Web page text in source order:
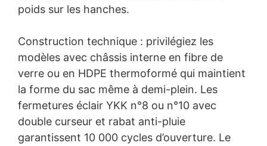
poids sur les hanches.
Construction technique : privilégiez les
modèles avec châssis interne en fibre de
verre ou en HDPE thermoformé qui maintient
la forme du sac même à demi-plein. Les
fermetures éclair YKK n°8 ou n°10 avec
double curseur et rabat anti-pluie
garantissent 10 000 cycles d’ouverture. Le